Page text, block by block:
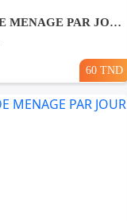
OFFRE FEMME DE MENAGE PAR JOUR A khaznadar
60 TND